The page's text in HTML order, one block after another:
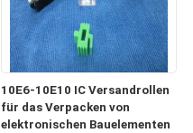
10E6-10E10 IC Versandrollen
für das Verpacken von
elektronischen Bauelementen